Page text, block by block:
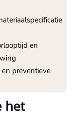
en
preventieve
het